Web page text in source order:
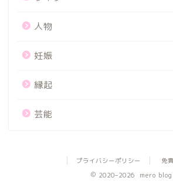
人物
妊娠
縁起
芸能
プライバシーポリシー
免
2020–2026 mero blog